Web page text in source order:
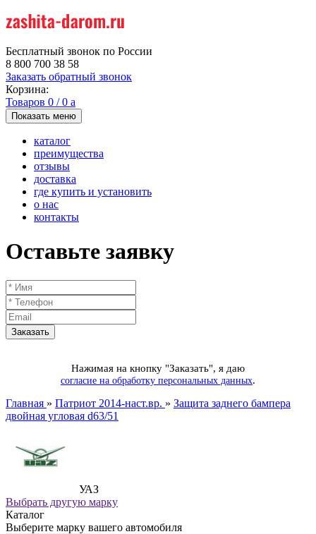
Бесплатный звонок по России
8 800 700 38 58
Заказать обратный звонок
Корзина:
Товаров 0 /0 a
Показать меню
каталог
преимущества
отзывы
доставка
где купить и установить
о нас
контакты
Оставьте заявку
Нажимая на кнопку "Заказать", я даю
согласие на обработку персональных данных.
Главная » Патриот 2014-наст.вр. » Защита заднего бампера
двойная угловая d63/51
УАЗ
Выбрать другую марку
Каталог
Выберите марку вашего автомобиля